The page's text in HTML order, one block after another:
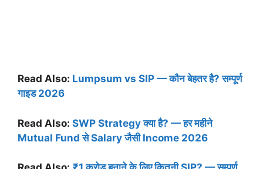
Read Also: Lumpsum vs SIP — कौन बेहतर है? सम्पूर्ण
गाइड 2026
Read Also: SWP Strategy क्या है? — हर महीने
Mutual Fund से Salary जैसी Income 2026